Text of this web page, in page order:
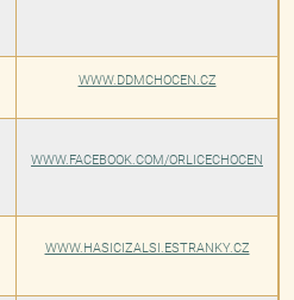
WWW.DDMCHOCEN.CZ
WWW.FACEBOOK.COM/ORLICECHOCEN
WWW.HASICIZALSI.ESTRANKY.CZ